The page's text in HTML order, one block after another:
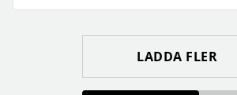
LADDA FLER